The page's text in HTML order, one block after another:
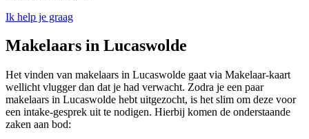
Ik help je graag
Makelaars in Lucaswolde
Het vinden van makelaars in Lucaswolde gaat via Makelaar-kaart
wellicht vlugger dan dat je had verwacht. Zodra je een paar
makelaars in Lucaswolde hebt uitgezocht, is het slim om deze voor
een intake-gesprek uit te nodigen. Hierbij komen de onderstaande
zaken aan bod: